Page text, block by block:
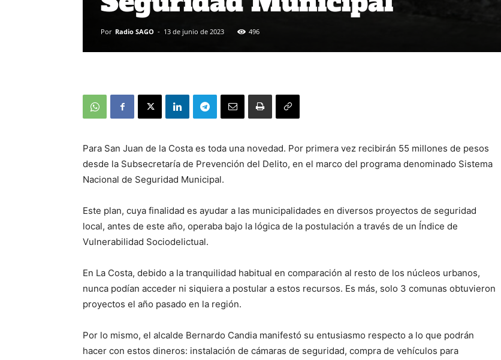
Por Radio SAGO - 13 de junio de 2023 496
Para San Juan de la Costa es toda una novedad. Por primera vez recibirán 55 millones de pesos
desde la Subsecretaría de Prevención del Delito, en el marco del programa denominado Sistema
Nacional de Seguridad Municipal.
Este plan, cuya finalidad es ayudar a las municipalidades en diversos proyectos de seguridad
local, antes de este año, operaba bajo la lógica de la postulación a través de un Índice de
Vulnerabilidad Sociodelictual.
En La Costa, debido a la tranquilidad habitual en comparación al resto de los núcleos urbanos,
nunca podían acceder ni siquiera a postular a estos recursos. Es más, solo 3 comunas obtuvieron
proyectos el año pasado en la región.
Por lo mismo, el alcalde Bernardo Candia manifestó su entusiasmo respecto a lo que podrán
hacer con estos dineros: instalación de cámaras de seguridad, compra de vehículos para